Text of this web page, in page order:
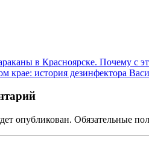
в Красноярске. Почему с
крае: история дезинфектора
опубликован. Обязательные